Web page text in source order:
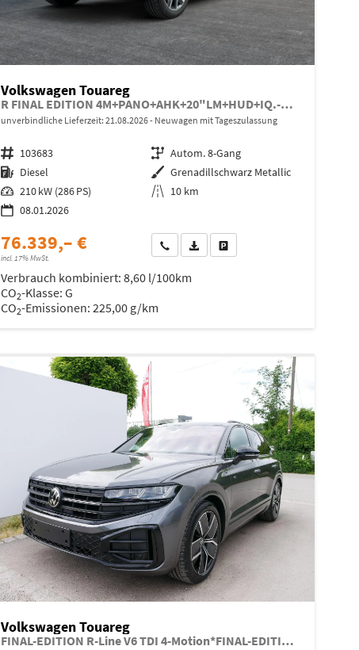
Volkswagen Touareg
R FINAL EDITION 4M+PANO+AHK+20"LM+HUD+IQ.-MATRIX-LED
unverbindliche Lieferzeit: 21.08.2026 Neuwagen mit Tageszulassung
Fahrzeugnr. 103683 Getriebe Autom. 8-Gang
Kraftstoff Diesel Außenfarbe Grenadillschwarz Metallic
Leistung 210 kW (286 PS) Kilometerstand 10 km
08.01.2026
76.339,– €
incl. 17% MwSt.
Wir rufen Sie an
Fahrzeugexposé (PDF)
Fahrzeug parken
Verbrauch kombiniert: 8,60 l/100km
CO2-Klasse: G
CO2-Emissionen: 225,00 g/km
Volkswagen Touareg
FINAL-EDITION R-Line V6 TDI 4-Motion*FINAL-EDITION*AHK-SCHWENKBAR*NAVI*ACC*PDC*LED*SHZ*21-ZOLL